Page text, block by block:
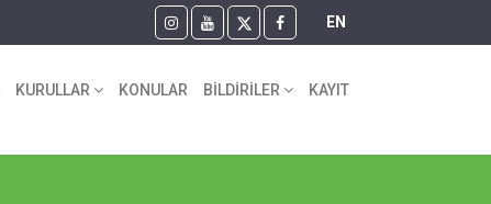
EN
KURULLAR KONULAR BİLDİRİLER KAYIT